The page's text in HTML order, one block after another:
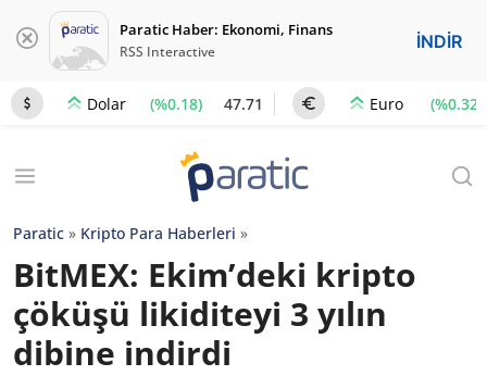
Paratic Haber: Ekonomi, Finans
RSS Interactive İNDİR
Dolar (%0.18) 47.71 Euro (%0.32)
Paratic » Kripto Para Haberleri »
BitMEX: Ekim’deki kripto
çöküşü likiditeyi 3 yılın
dibine indirdi